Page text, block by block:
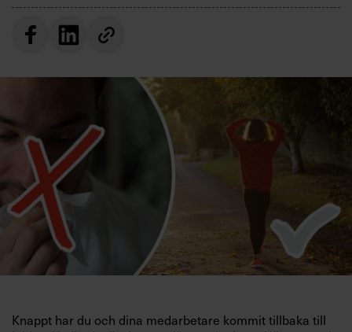
Logga in
Prenumerera
Knappt har du och dina medarbetare kommit tillbaka till